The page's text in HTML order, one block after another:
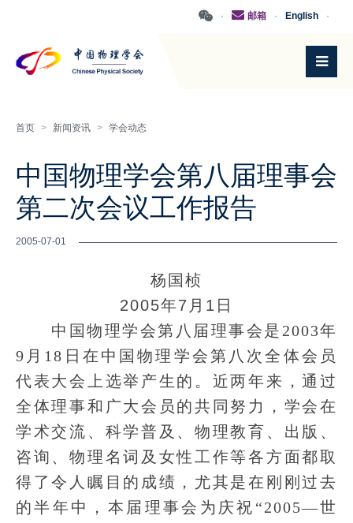
·
English
·
邮箱
·
首页 > 新闻资讯 > 学会动态
中国物理学会第八届理事会
第二次会议工作报告
2005-07-01
杨国桢
2005年7月1日
中国物理学会第八届理事会是2003年
9月18日在中国物理学会第八次全体会员
代表大会上选举产生的。近两年来，通过
全体理事和广大会员的共同努力，学会在
学术交流、科学普及、物理教育、出版、
咨询、物理名词及女性工作等各方面都取
得了令人瞩目的成绩，尤其是在刚刚过去
的半年中，本届理事会为庆祝“2005—世